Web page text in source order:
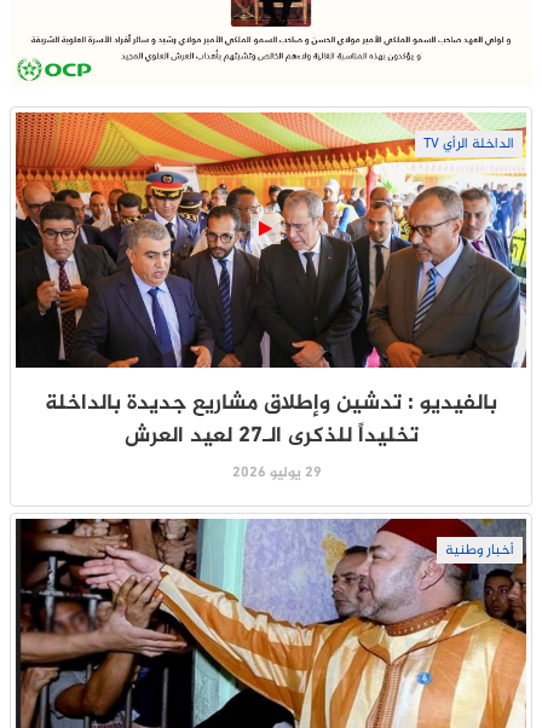
الداخلة الرأي TV
بالفيديو : تدشين وإطلاق مشاريع جديدة بالداخلة
تخليداً للذكرى الـ27 لعيد العرش
29 يوليو 2026
أخبار وطنية